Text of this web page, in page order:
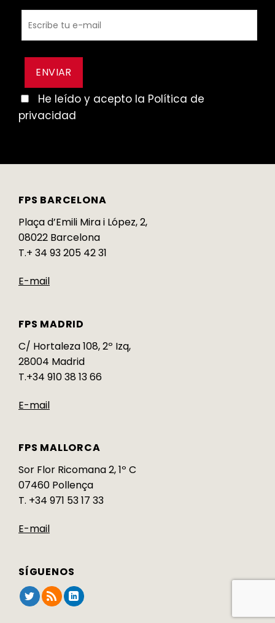
He leído y acepto la Política de
privacidad
FPS BARCELONA
Plaça d’Emili Mira i López, 2,
08022 Barcelona
T.+ 34 93 205 42 31
E-mail
FPS MADRID
C/ Hortaleza 108, 2º Izq,
28004 Madrid
T.+34 910 38 13 66
E-mail
FPS MALLORCA
Sor Flor Ricomana 2, 1º C
07460 Pollença
T. +34 971 53 17 33
E-mail
SÍGUENOS